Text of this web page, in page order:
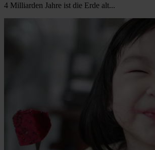
4 Milliarden Jahre ist die Erde alt...